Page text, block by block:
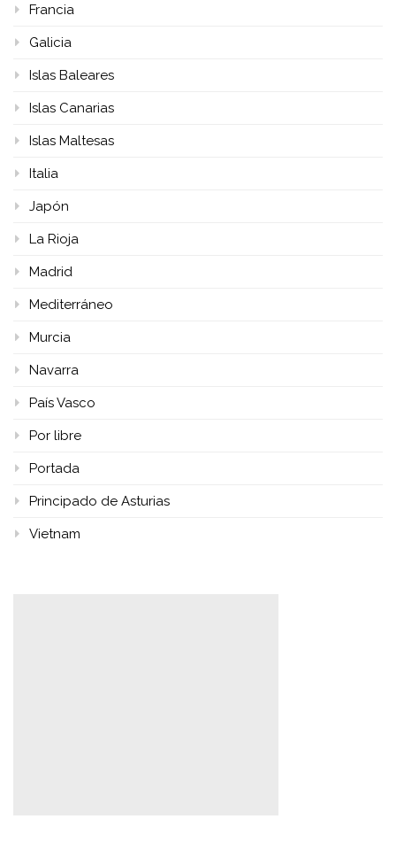
Francia
Galicia
Islas Baleares
Islas Canarias
Islas Maltesas
Italia
Japón
La Rioja
Madrid
Mediterráneo
Murcia
Navarra
País Vasco
Por libre
Portada
Principado de Asturias
Vietnam